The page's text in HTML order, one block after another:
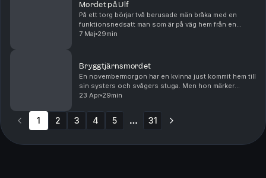
Mordet på Ulf
På ett torg börjar två berusade män bråka med en
funktionsnedsatt man som är på väg hem från en
restaurang. Det finns flera människor i närheten, men
7 Maj 29min
Bryggtjärnsmordet
En novembermorgon har en kvinna just kommit hem till
sin systers och svågers stuga. Men hon märker
snabbt att något fruktansvärt har hänt: på golvet ligger
23 Apr 29min
1 2 3 4 5 31